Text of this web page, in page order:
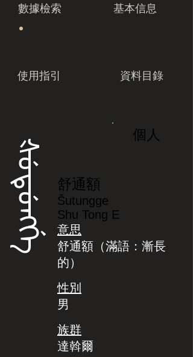
數據檢索 基本信息
使用指引 資料目錄
ᡧᡠᡨᡠᠩᡤᡝ
個人
舒通額
Šutungge
Shu Tong E
意思
舒通額（滿語：漸長
的）
性別
男
族群
達斡爾